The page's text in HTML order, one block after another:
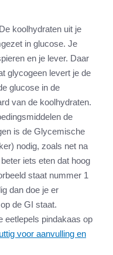
koolhydraten uit je
in glucose. Je
en je lever. Daar
glycogeen levert je de
glucose in de
van de koolhydraten.
de
is de Glycemische
nodig, zoals net na
iets eten dat hoog
staat nummer 1
dan doe je er
de GI staat.
eetlepels pindakaas op
voor aanvulling en